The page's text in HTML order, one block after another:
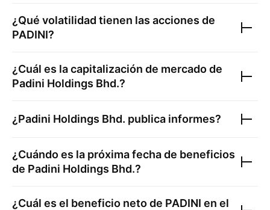
¿Qué volatilidad tienen las acciones de
PADINI?
¿Cuál es la capitalización de mercado de
Padini Holdings Bhd.?
¿Padini Holdings Bhd. publica informes?
¿Cuándo es la próxima fecha de beneficios
de Padini Holdings Bhd.?
¿Cuál es el beneficio neto de PADINI en el